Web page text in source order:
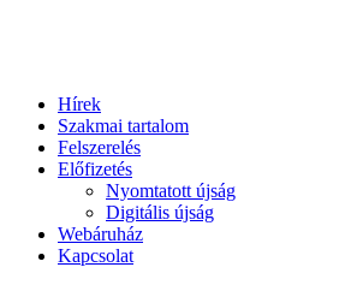
Hírek
Szakmai tartalom
Felszerelés
Előfizetés
Nyomtatott újság
Digitális újság
Webáruház
Kapcsolat